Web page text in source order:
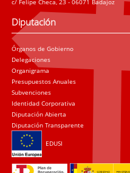
c/ Felipe Checa, 23 - 06071 Badajoz
Diputación
Órganos de Gobierno
Delegaciones
Organigrama
Presupuestos Anuales
Subvenciones
Identidad Corporativa
Diputación Abierta
Diputación Transparente
EDUSI